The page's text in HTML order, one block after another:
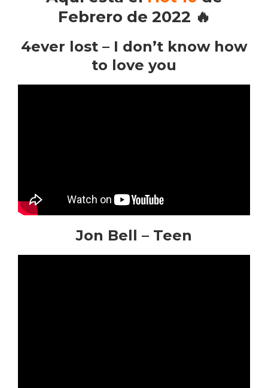
Febrero de 2022 🔥
4ever lost – I don’t know how
to love you
Jon Bell – Teen